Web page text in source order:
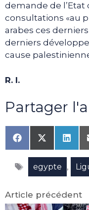
demande de l’Etat
consultations «au
arabes ces
derniers
cause
R. I.
Partager
Share
on
Facebook
Share
on
X
(Twitter)
on
Étiquettes
egypte ,
Article précédent